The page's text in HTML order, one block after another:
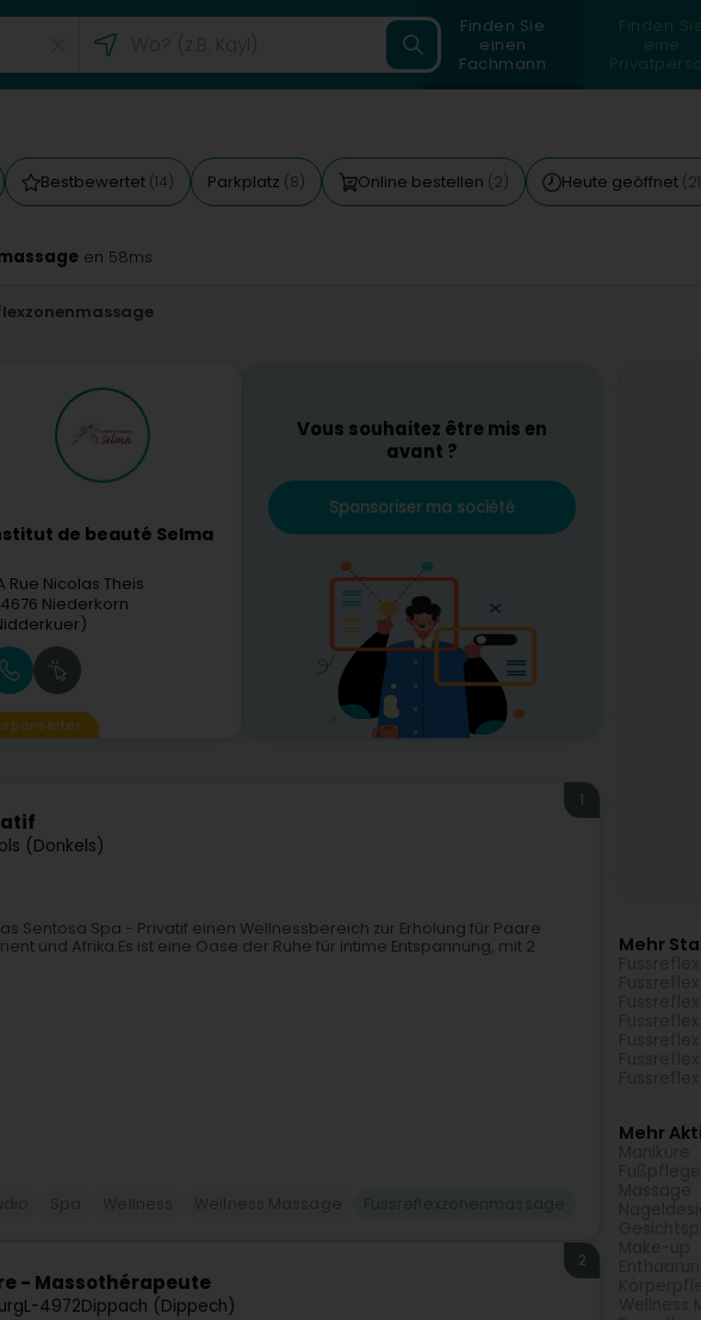
Finden Sie
einen
Fachmann
Finden
eine
Bestbewertet (14) Parkplatz (8) Online bestellen (2) Heute geöffnet
en 58ms
de beauté Selma
Rue Nicolas Theis
Niederkorn
Vous souhaitez être mis en
avant ?
Sponsoriser ma société
(Donkels)
1
Sentosa Spa - Privatif einen Wellnessbereich zur Erholung für Paare
und Afrika.Es ist eine Oase der Ruhe für intime Entspannung, mit 2
- Massothérapeute
L-4972Dippach (Dippech)
2
Mehr
Mehr